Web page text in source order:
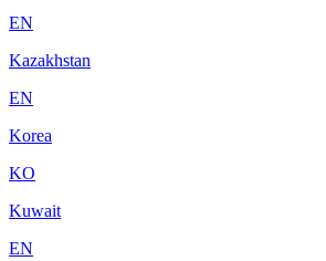
EN
Kazakhstan
EN
Korea
KO
Kuwait
EN